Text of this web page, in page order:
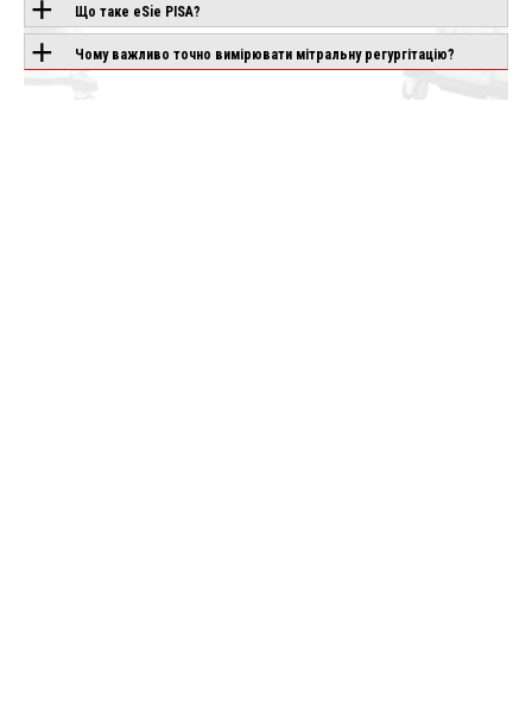
Що таке eSie PISA?
Чому важливо точно вимірювати мітральну регургітацію?
CHISON SONOGO
EBIT 90
Під замовлення
EBIT 80
Під замовлення